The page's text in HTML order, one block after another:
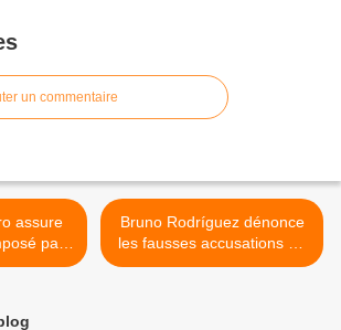
un commentaire
par
vaincu
Bruno Rodríguez dénonce
les fausses accusations de
Washington contre Cuba et